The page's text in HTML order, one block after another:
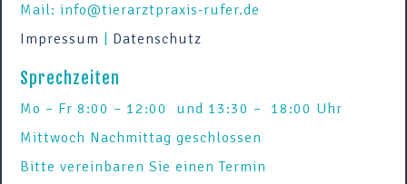
Mail: info@tierarztpraxis-rufer.de
Impressum
Datenschutz
Sprechzeiten
Mo – Fr 8:00 – 12:00 und 13:30 – 18:00 Uhr
Mittwoch Nachmittag geschlossen
Bitte vereinbaren Sie einen Termin